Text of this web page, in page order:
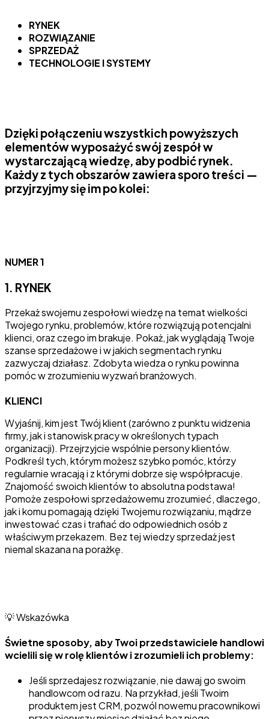
RYNEK
ROZWIĄZANIE
SPRZEDAŻ
TECHNOLOGIE I SYSTEMY
Dzięki połączeniu wszystkich powyższych
elementów wyposażyć swój zespół w
wystarczającą wiedzę, aby podbić rynek.
Każdy z tych obszarów zawiera sporo treści —
przyjrzyjmy się im po kolei:
NUMER 1
1. RYNEK
Przekaż swojemu zespołowi wiedzę na temat wielkości
Twojego rynku, problemów, które rozwiązują potencjalni
klienci, oraz czego im brakuje. Pokaż, jak wyglądają Twoje
szanse sprzedażowe i w jakich segmentach rynku
zazwyczaj działasz. Zdobyta wiedza o rynku powinna
pomóc w zrozumieniu wyzwań branżowych.
KLIENCI
Wyjaśnij, kim jest Twój klient (zarówno z punktu widzenia
firmy, jak i stanowisk pracy w określonych typach
organizacji). Przejrzyjcie wspólnie persony klientów.
Podkreśl tych, którym możesz szybko pomóc, którzy
regularnie wracają i z którymi dobrze się współpracuje.
Znajomość swoich klientów to absolutna podstawa!
Pomoże zespołowi sprzedażowemu zrozumieć, dlaczego,
jak i komu pomagają dzięki Twojemu rozwiązaniu, mądrze
inwestować czas i trafiać do odpowiednich osób z
właściwym przekazem. Bez tej wiedzy sprzedaż jest
niemal skazana na porażkę.
💡 Wskazówka
Świetne sposoby, aby Twoi przedstawiciele handlowi
wcielili się w rolę klientów i zrozumieli ich problemy:
Jeśli sprzedajesz rozwiązanie, nie dawaj go swoim
handlowcom od razu. Na przykład, jeśli Twoim
produktem jest CRM, pozwól nowemu pracownikowi